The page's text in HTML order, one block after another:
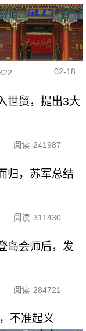
02-18
世贸，提出3大
阅读 241987
归，苏军总结
阅读 311430
岛会师后，发
阅读 284721
不准起义